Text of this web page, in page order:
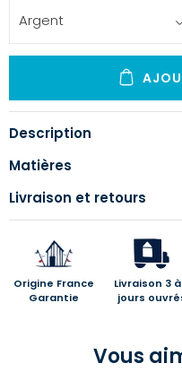
Argent
Description
Matières
Livraison et retours
Origine France
Garantie
Livraison 3
jours
Vous